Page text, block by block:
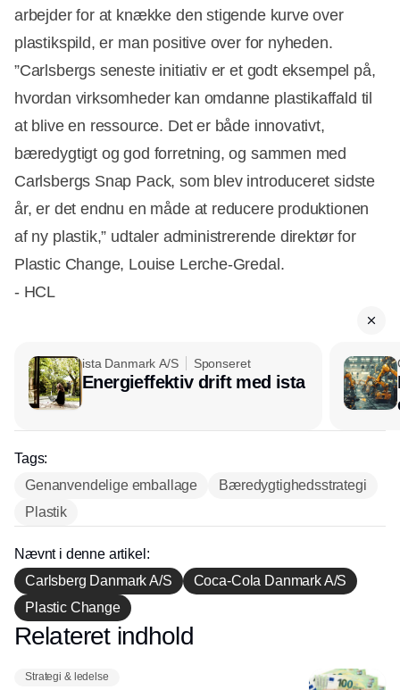
arbejder for at knække den stigende kurve over
plastikspild, er man positive over for nyheden.
”Carlsbergs seneste initiativ er et godt eksempel på,
hvordan virksomheder kan omdanne plastikaffald til
at blive en ressource. Det er både innovativt,
bæredygtigt og god forretning, og sammen med
Carlsbergs Snap Pack, som blev introduceret sidste
år, er det endnu en måde at reducere produktionen
af ny plastik,” udtaler administrerende direktør for
Plastic Change, Louise Lerche-Gredal.
- HCL
ista Danmark A/S Sponseret
Energieffektiv drift med ista
Tags:
Genanvendelige emballage
Bæredygtighedsstrategi
Plastik
Nævnt i denne artikel:
Carlsberg Danmark A/S
Coca-Cola Danmark A/S
Plastic Change
Annonce
Relateret indhold
Strategi & ledelse